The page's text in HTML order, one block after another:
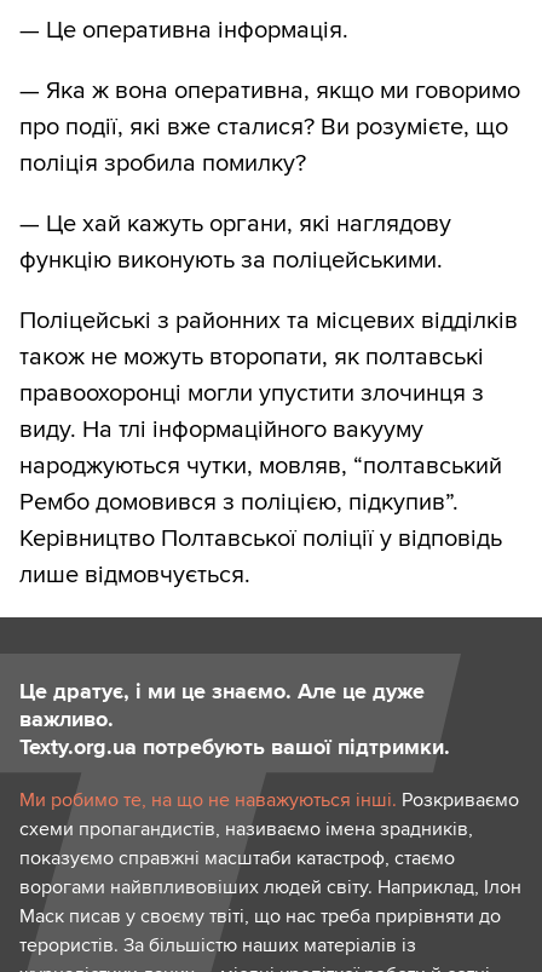
— Це оперативна інформація.
— Яка ж вона оперативна, якщо ми говоримо
про події, які вже сталися? Ви розумієте, що
поліція зробила помилку?
— Це хай кажуть органи, які наглядову
функцію виконують за поліцейськими.
Поліцейські з районних та місцевих відділків
також не можуть второпати, як полтавські
правоохоронці могли упустити злочинця з
виду. На тлі інформаційного вакууму
народжуються чутки, мовляв, “полтавський
Рембо домовився з поліцією, підкупив”.
Керівництво Полтавської поліції у відповідь
лише відмовчується.
Це дратує, і ми це знаємо. Але це дуже
важливо.
Texty.org.ua потребують вашої підтримки.
Ми робимо те, на що не наважуються інші. Розкриваємо
схеми пропагандистів, називаємо імена зрадників,
показуємо справжні масштаби катастроф, стаємо
ворогами найвпливовіших людей світу. Наприклад, Ілон
Маск писав у своєму твіті, що нас треба прирівняти до
терористів. За більшістю наших матеріалів із